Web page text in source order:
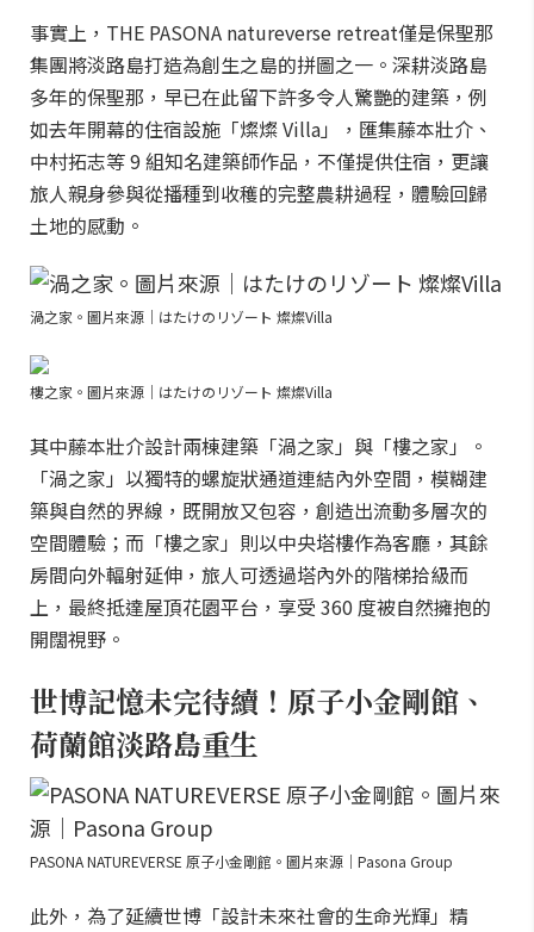
事實上，THE PASONA natureverse retreat僅是保聖那
集團將淡路島打造為創生之島的拼圖之一。深耕淡路島
多年的保聖那，早已在此留下許多令人驚艷的建築，例
如去年開幕的住宿設施「燦燦 Villa」，匯集藤本壯介、
中村拓志等 9 組知名建築師作品，不僅提供住宿，更讓
旅人親身參與從播種到收穫的完整農耕過程，體驗回歸
土地的感動。
渦之家。圖片來源｜はたけのリゾート 燦燦Villa
樓之家。圖片來源｜はたけのリゾート 燦燦Villa
其中藤本壯介設計兩棟建築「渦之家」與「樓之家」。
「渦之家」以獨特的螺旋狀通道連結內外空間，模糊建
築與自然的界線，既開放又包容，創造出流動多層次的
空間體驗；而「樓之家」則以中央塔樓作為客廳，其餘
房間向外輻射延伸，旅人可透過塔內外的階梯拾級而
上，最終抵達屋頂花園平台，享受 360 度被自然擁抱的
開闊視野。
世博記憶未完待續！原子小金剛館、
荷蘭館淡路島重生
PASONA NATUREVERSE 原子小金剛館。圖片來源｜Pasona Group
此外，為了延續世博「設計未來社會的生命光輝」精